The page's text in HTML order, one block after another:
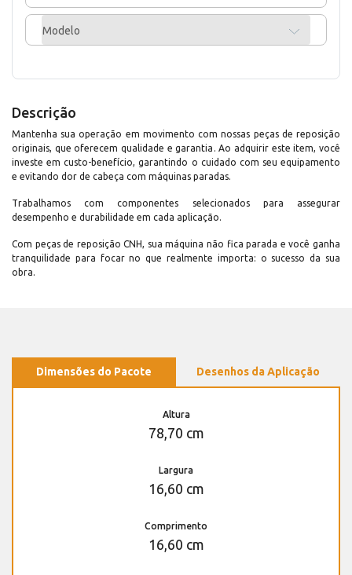
Modelo
Descrição
Mantenha sua operação em movimento com nossas peças de reposição
originais, que oferecem qualidade e garantia. Ao adquirir este item, você
investe em custo-benefício, garantindo o cuidado com seu equipamento
e evitando dor de cabeça com máquinas paradas.
Trabalhamos com componentes selecionados para assegurar
desempenho e durabilidade em cada aplicação.
Com peças de reposição CNH, sua máquina não fica parada e você ganha
tranquilidade para focar no que realmente importa: o sucesso da sua
obra.
Dimensões do Pacote Desenhos da Aplicação
Altura
78,70 cm
Largura
16,60 cm
Comprimento
16,60 cm